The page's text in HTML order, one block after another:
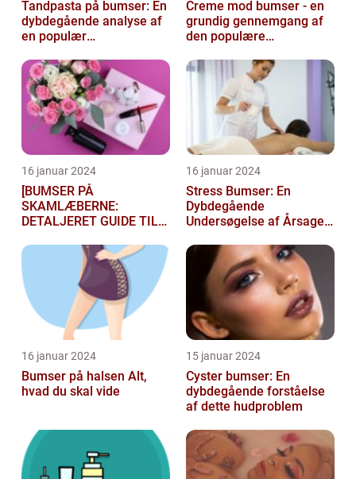
Tandpasta på bumser: En
dybdegående analyse af
en populær
Creme mod bumser - en
grundig gennemgang af
den populære
16 januar 2024
[BUMSER PÅ
SKAMLÆBERNE:
DETALJERET GUIDE TIL
BEHANDLING]
16 januar 2024
Stress Bumser: En
Dybdegående
Undersøgelse af Årsager,
Forebyggelse
16 januar 2024
Bumser på halsen Alt,
hvad du skal vide
15 januar 2024
Cyster bumser: En
dybdegående forståelse
af dette hudproblem